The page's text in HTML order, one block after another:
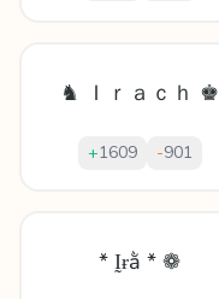
♞ Ｉｒａｃｈ ♚
+1609 -901
* Ḭɍằ * ❁